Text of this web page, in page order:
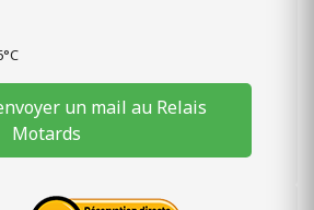
un mail au Relais
Motards